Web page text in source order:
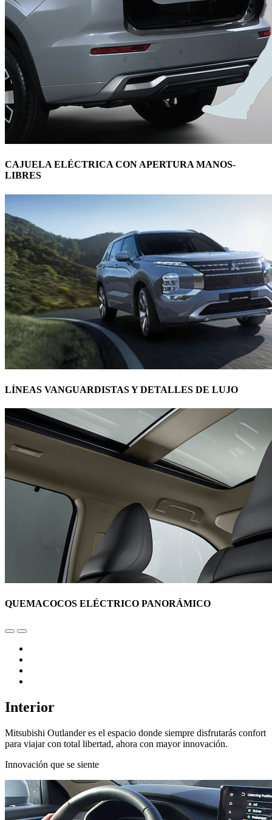
CAJUELA ELÉCTRICA CON APERTURA MANOS-
LIBRES
LÍNEAS VANGUARDISTAS Y DETALLES DE LUJO
QUEMACOCOS ELÉCTRICO PANORÁMICO
Interior
Mitsubishi Outlander es el espacio donde siempre disfrutarás confort
para viajar con total libertad, ahora con mayor innovación.
Innovación que se siente